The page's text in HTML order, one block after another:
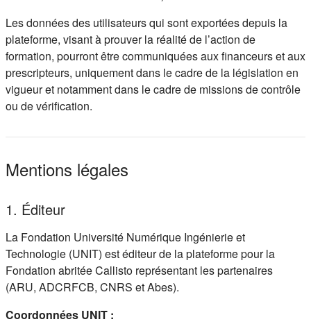
Les données des utilisateurs qui sont exportées depuis la
plateforme, visant à prouver la réalité de l’action de
formation, pourront être communiquées aux financeurs et aux
prescripteurs, uniquement dans le cadre de la législation en
vigueur et notamment dans le cadre de missions de contrôle
ou de vérification.
Mentions légales
1. Éditeur
La Fondation Université Numérique Ingénierie et
Technologie (UNIT) est éditeur de la plateforme pour la
Fondation abritée Callisto représentant les partenaires
(ARU, ADCRFCB, CNRS et Abes).
Coordonnées UNIT :